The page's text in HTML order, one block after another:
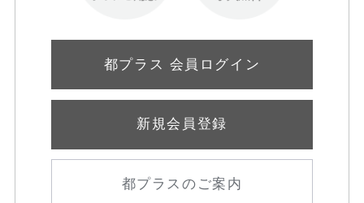
都プラス 会員ログイン
新規会員登録
都プラスのご案内